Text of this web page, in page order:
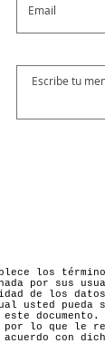
los términos
por sus
de los
usted
lo que le
con